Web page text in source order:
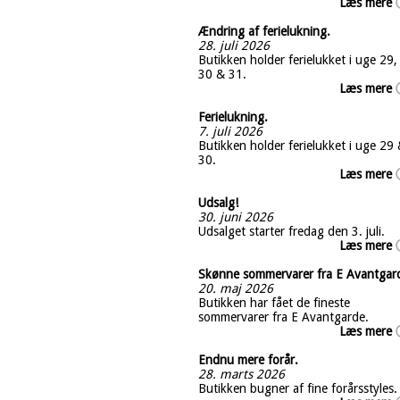
Ændring af ferielukning.
28. juli 2026
Butikken holder ferielukket i uge 29,
30 & 31.
Læs mere
Ferielukning.
7. juli 2026
Butikken holder ferielukket i uge 29
30.
Læs mere
Udsalg!
30. juni 2026
Udsalget starter fredag den 3. juli.
Læs mere
Skønne sommervarer fra E
20. maj 2026
Butikken har fået de fineste
sommervarer fra E Avantgarde.
Læs mere
Endnu mere forår.
28. marts 2026
Butikken bugner af fine forårsstyles.